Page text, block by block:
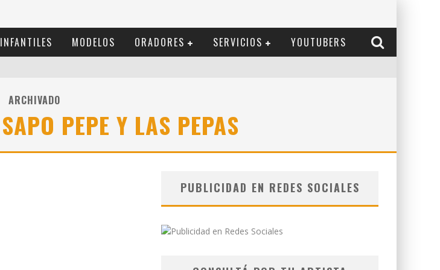
INFANTILES MODELOS ORADORES SERVICIOS YOUTUBERS
ARCHIVADO
PEPE Y LAS PEPAS
PUBLICIDAD EN REDES SOCIALES